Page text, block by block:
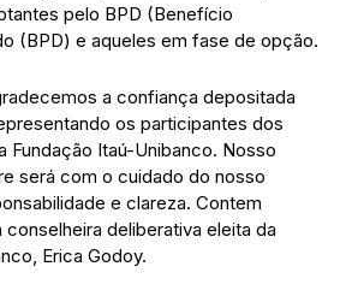
pelo BPD (Benefício
(BPD) e aqueles em fase de opção.
a confiança depositada
os participantes dos
Fundação Itaú-Unibanco. Nosso
será com o cuidado do nosso
e clareza. Contem
deliberativa eleita da
Erica Godoy.